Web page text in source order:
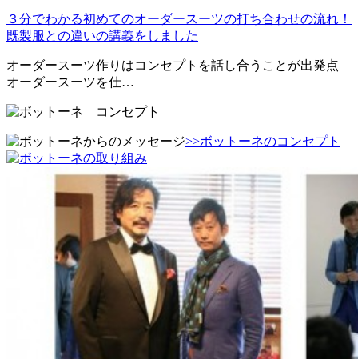
３分でわかる初めてのオーダースーツの打ち合わせの流れ！
既製服との違いの講義をしました
オーダースーツ作りはコンセプトを話し合うことが出発点
オーダースーツを仕…
>>ボットーネのコンセプト